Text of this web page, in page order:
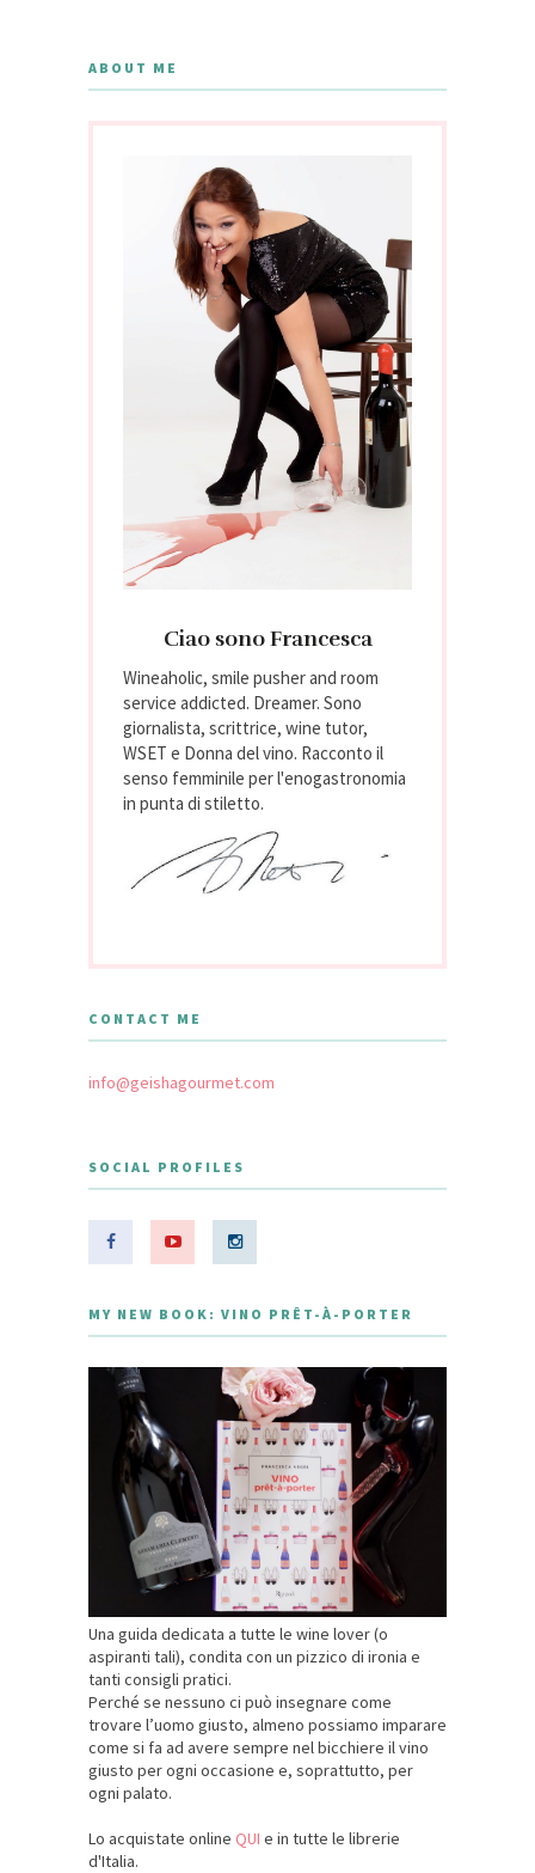
ABOUT ME
Ciao sono Francesca
Wineaholic, smile pusher and room
service addicted. Dreamer. Sono
giornalista, scrittrice, wine tutor,
WSET e Donna del vino. Racconto il
senso femminile per l'enogastronomia
in punta di stiletto.
CONTACT ME
info@geishagourmet.com
SOCIAL PROFILES
MY NEW BOOK: VINO PRÊT-À-PORTER
Una guida dedicata a tutte le wine lover (o
aspiranti tali), condita con un pizzico di ironia e
tanti consigli pratici.
Perché se nessuno ci può insegnare come
trovare l’uomo giusto, almeno possiamo imparare
come si fa ad avere sempre nel bicchiere il vino
giusto per ogni occasione e, soprattutto, per
ogni palato.
Lo acquistate online QUI e in tutte le librerie
d'Italia.